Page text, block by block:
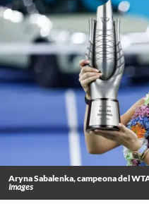
Aryna Sabalenka, campeona del
Images